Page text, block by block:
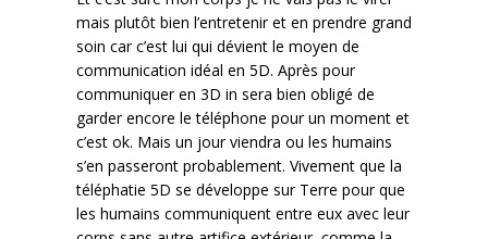
mais plutôt bien l’entretenir et en prendre grand
soin car c’est lui qui dévient le moyen de
communication idéal en 5D. Après pour
communiquer en 3D in sera bien obligé de
garder encore le téléphone pour un moment et
c’est ok. Mais un jour viendra ou les humains
s’en passeront probablement. Vivement que la
téléphatie 5D se développe sur Terre pour que
les humains communiquent entre eux avec leur